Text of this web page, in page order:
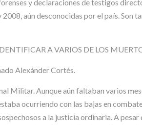
y declaraciones de testigos
aún desconocidas por el país. Son
A VARIOS DE LOS
Alexánder Cortés.
Militar. Aunque aún faltaban varios
ocurriendo con las bajas en
a la justicia ordinaria. A